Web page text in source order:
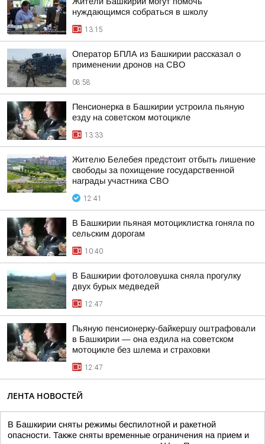
нуждающимся собраться в школу
13:15
Оператор БПЛА из Башкирии рассказал о
применении дронов на СВО
08:58
Пенсионерка в Башкирии устроила пьяную
езду на советском мотоцикле
13:33
Жителю Белебея предстоит отбыть лишение
свободы за похищение государственной
награды участника СВО
12:41
В Башкирии пьяная мотоциклистка гоняла по
сельским дорогам
10:40
В Башкирии фотоловушка сняла прогулку
двух бурых медведей
12:47
Пьяную пенсионерку-байкершу оштрафовали
в Башкирии — она ездила на советском
мотоцикле без шлема и страховки
12:47
ЛЕНТА НОВОСТЕЙ
В Башкирии сняты режимы беспилотной и ракетной
опасности. Также сняты временные ограничения на прием и